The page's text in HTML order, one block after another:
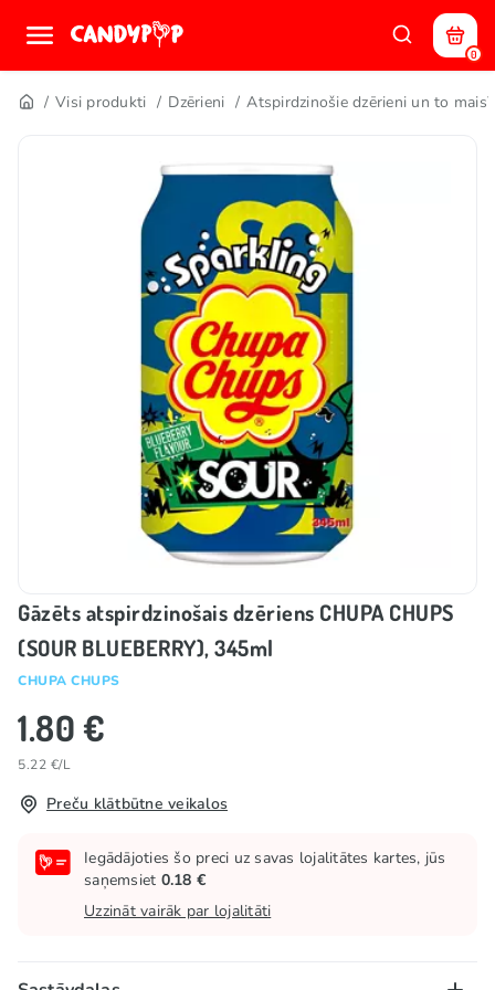
0
Visi produkti Dzērieni Atspirdzinošie dzērieni un to
Gāzēts atspirdzinošais dzēriens CHUPA CHUPS
(SOUR BLUEBERRY), 345ml
CHUPA CHUPS
1.80 €
5.22 €/L
Preču klātbūtne veikalos
Iegādājoties šo preci uz savas lojalitātes kartes, jūs
saņemsiet 0.18 €
Uzzināt vairāk par lojalitāti